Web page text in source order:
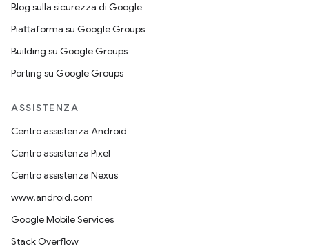
Blog sulla sicurezza di Google
Piattaforma su Google Groups
Building su Google Groups
Porting su Google Groups
ASSISTENZA
Centro assistenza Android
Centro assistenza Pixel
Centro assistenza Nexus
www.android.com
Google Mobile Services
Stack Overflow